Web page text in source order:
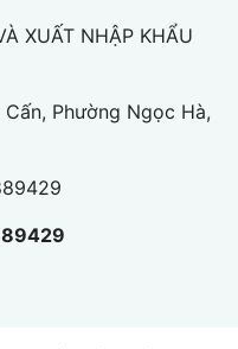
XUẤT NHẬP KHẨU
Phường Ngọc Hà,